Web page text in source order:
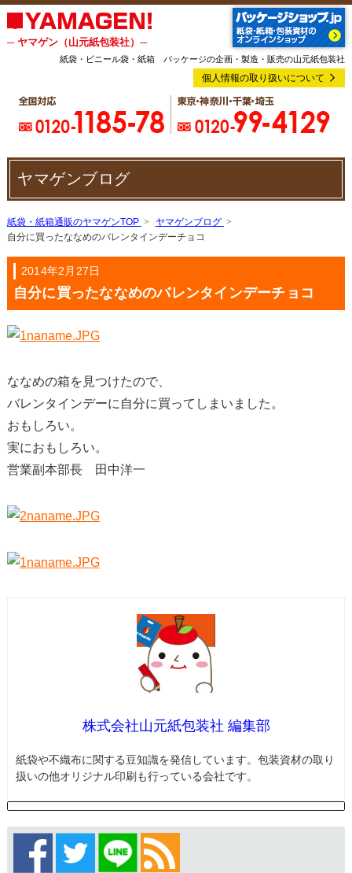
─ ヤマゲン（山元紙包装社）─
紙袋・ビニール袋・紙箱 パッケージの企画・製造・販売の山元紙包装社
個人情報の取り扱いについて
ヤマゲンブログ
紙袋・紙箱通販のヤマゲンTOP
ヤマゲンブログ
自分に買ったななめのバレンタインデーチョコ
2014年2月27日
自分に買ったななめのバレンタインデーチョコ
ななめの箱を見つけたので、
バレンタインデーに自分に買ってしまいました。
おもしろい。
実におもしろい。
営業副本部長 田中洋一
株式会社山元紙包装社 編集部
紙袋や不織布に関する豆知識を発信しています。包装資材の取り
扱いの他オリジナル印刷も行っている会社です。